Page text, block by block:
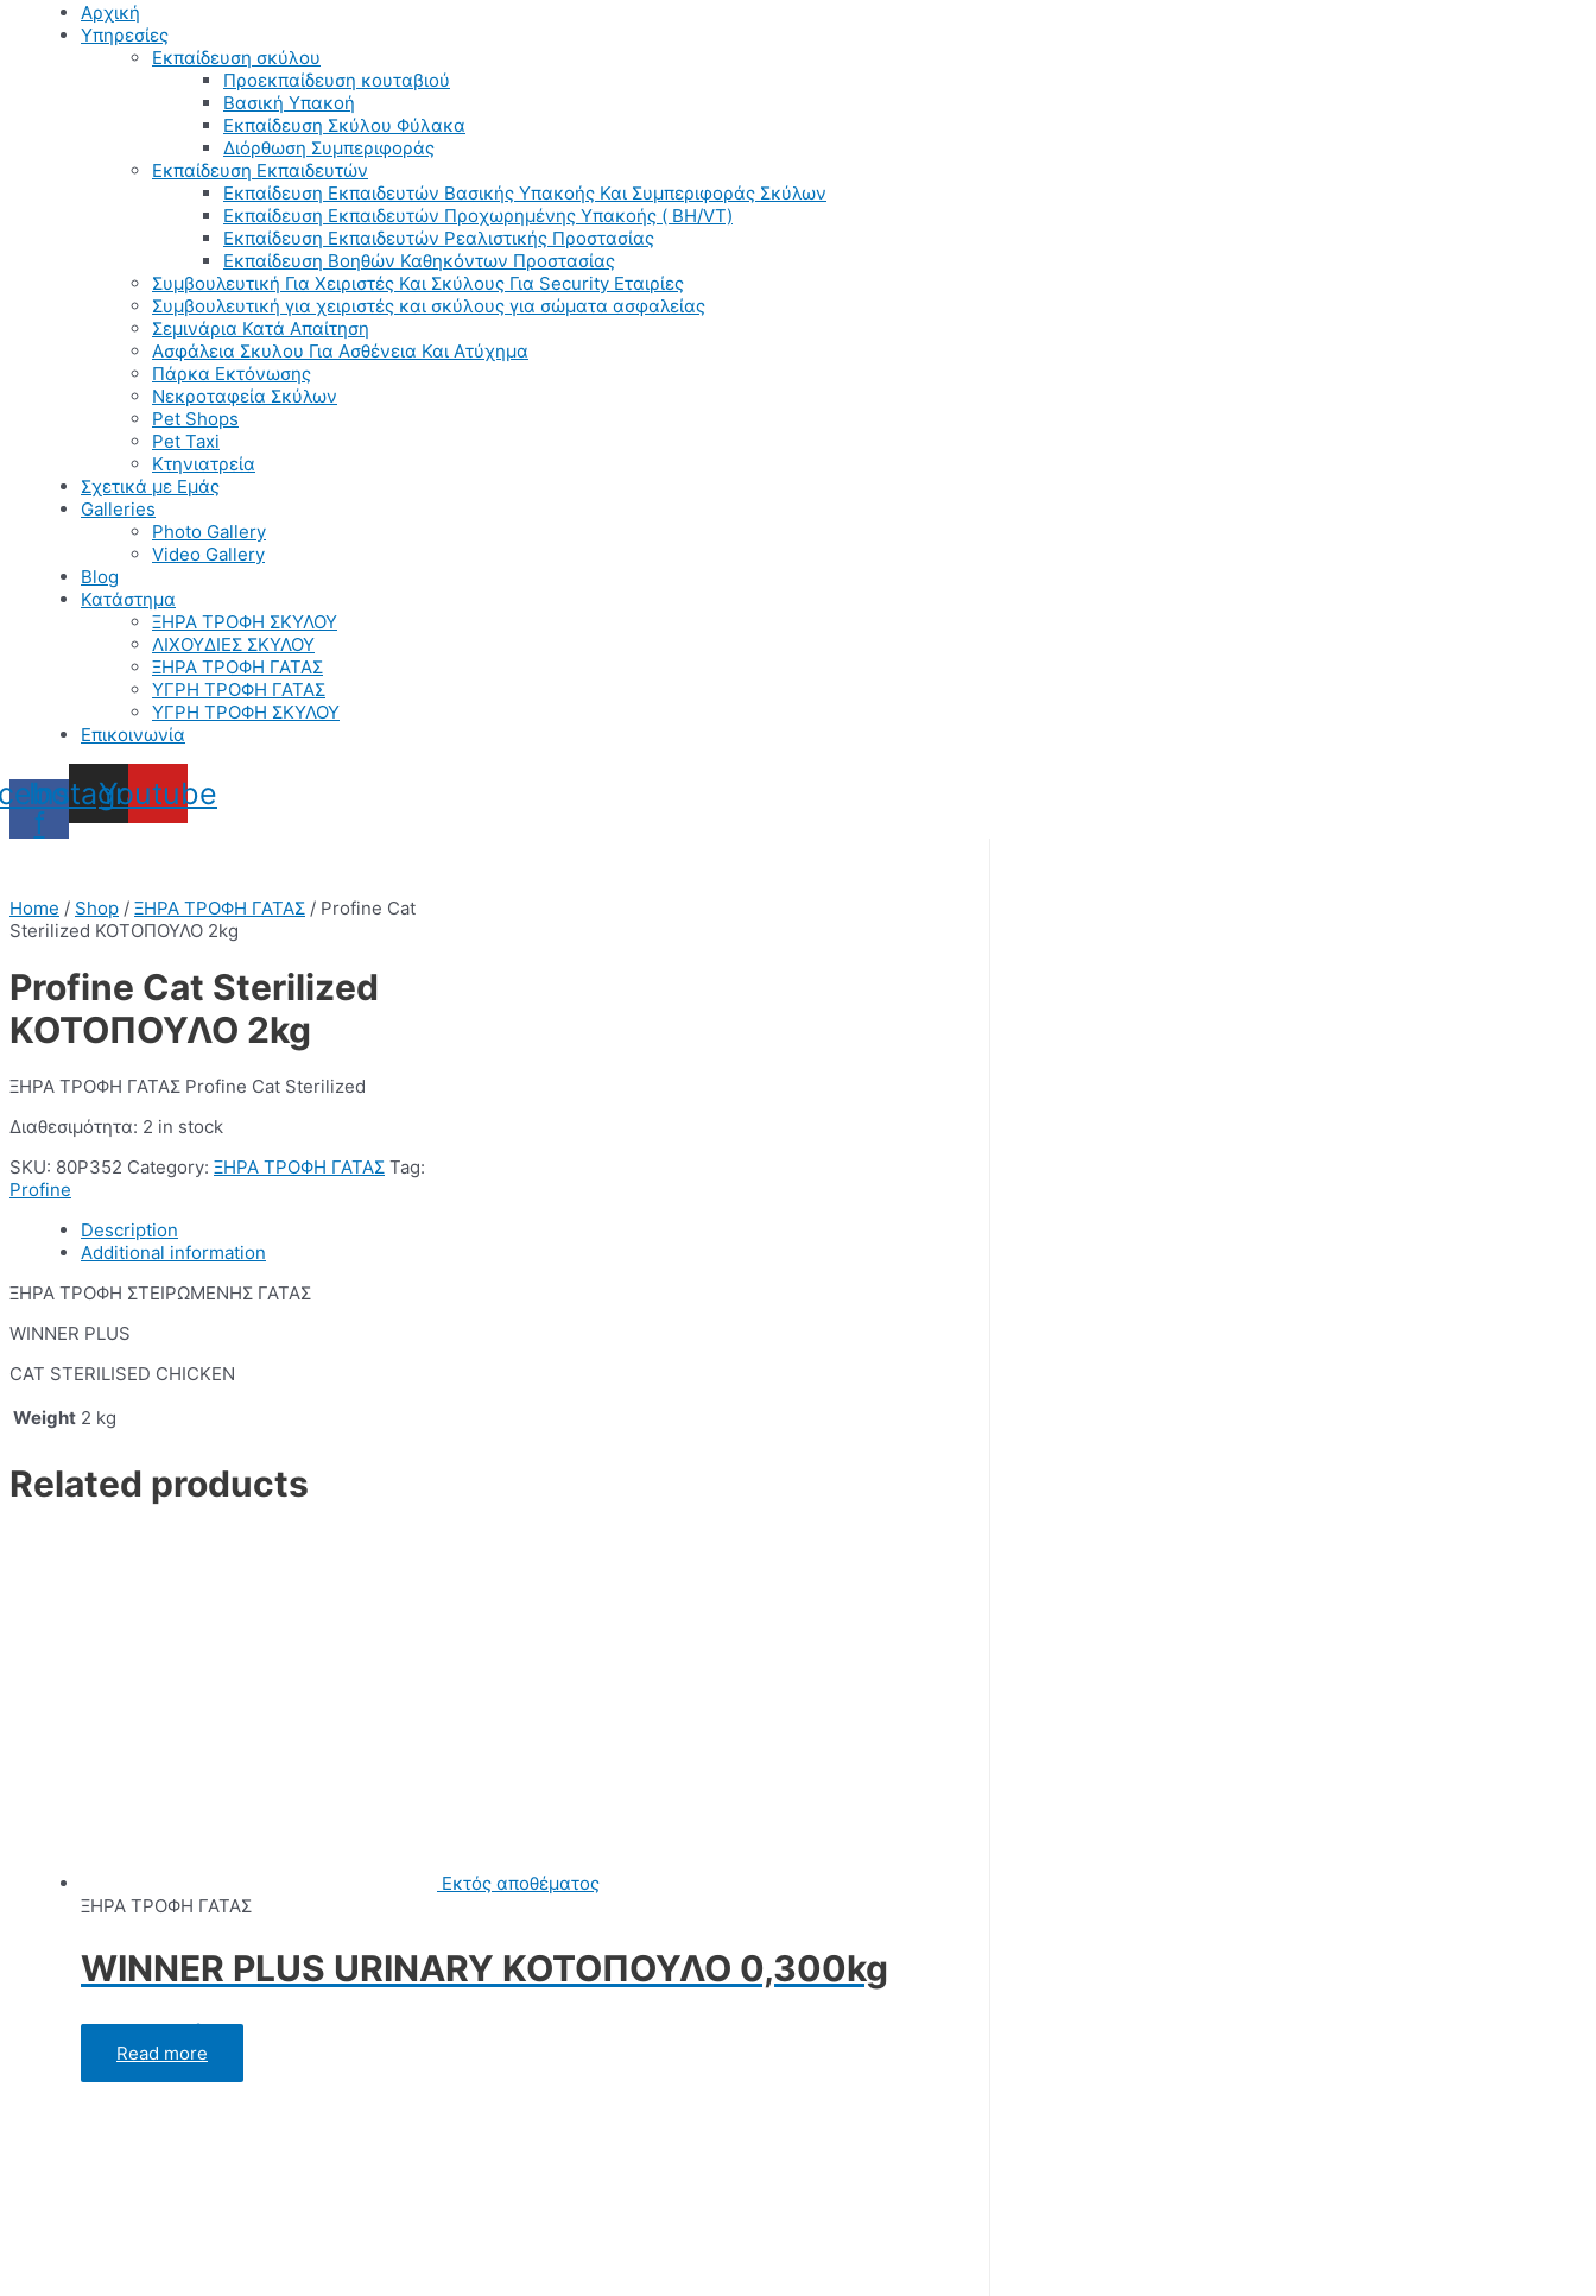
Αρχική
Υπηρεσίες
Εκπαίδευση σκύλου
Προεκπαίδευση κουταβιού
Βασική Υπακοή
Εκπαίδευση Σκύλου Φύλακα
Διόρθωση Συμπεριφοράς
Εκπαίδευση Εκπαιδευτών
Εκπαίδευση Εκπαιδευτών Βασικής Υπακοής Και Συμπεριφοράς Σκύλων
Εκπαίδευση Εκπαιδευτών Προχωρημένης Υπακοής ( BH/VT)
Εκπαίδευση Εκπαιδευτών Ρεαλιστικής Προστασίας
Εκπαίδευση Βοηθών Καθηκόντων Προστασίας
Συμβουλευτική Για Χειριστές Και Σκύλους Για Security Εταιρίες
Συμβουλευτική για χειριστές και σκύλους για σώματα ασφαλείας
Σεμινάρια Κατά Απαίτηση
Ασφάλεια Σκυλου Για Ασθένεια Και Ατύχημα
Πάρκα Εκτόνωσης
Νεκροταφεία Σκύλων
Pet Shops
Pet Taxi
Κτηνιατρεία
Σχετικά με Εμάς
Galleries
Photo Gallery
Video Gallery
Blog
Κατάστημα
ΞΗΡΑ ΤΡΟΦΗ ΣΚΥΛΟΥ
ΛΙΧΟΥΔΙΕΣ ΣΚΥΛΟΥ
ΞΗΡΑ ΤΡΟΦΗ ΓΑΤΑΣ
ΥΓΡΗ ΤΡΟΦΗ ΓΑΤΑΣ
ΥΓΡΗ ΤΡΟΦΗ ΣΚΥΛΟΥ
Επικοινωνία
f
Instagram
Youtube
Home / Shop / ΞΗΡΑ ΤΡΟΦΗ ΓΑΤΑΣ / Profine Cat
Sterilized ΚΟΤΟΠΟΥΛΟ 2kg
Profine Cat Sterilized
ΚΟΤΟΠΟΥΛΟ 2kg
ΞΗΡΑ ΤΡΟΦΗ ΓΑΤΑΣ Profine Cat Sterilized
Διαθεσιμότητα: 2 in stock
SKU: 80P352 Category: ΞΗΡΑ ΤΡΟΦΗ ΓΑΤΑΣ Tag:
Profine
Description
Additional information
ΞΗΡΑ ΤΡΟΦΗ ΣΤΕΙΡΩΜΕΝΗΣ ΓΑΤΑΣ
WINNER PLUS
CAT STERILISED CHICKEN
Weight 2 kg
Related products
Εκτός αποθέματος
ΞΗΡΑ ΤΡΟΦΗ ΓΑΤΑΣ
WINNER PLUS URINARY ΚΟΤΟΠΟΥΛΟ 0,300kg
Rated0out of 5
Read more